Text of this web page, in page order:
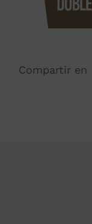
Compartir en